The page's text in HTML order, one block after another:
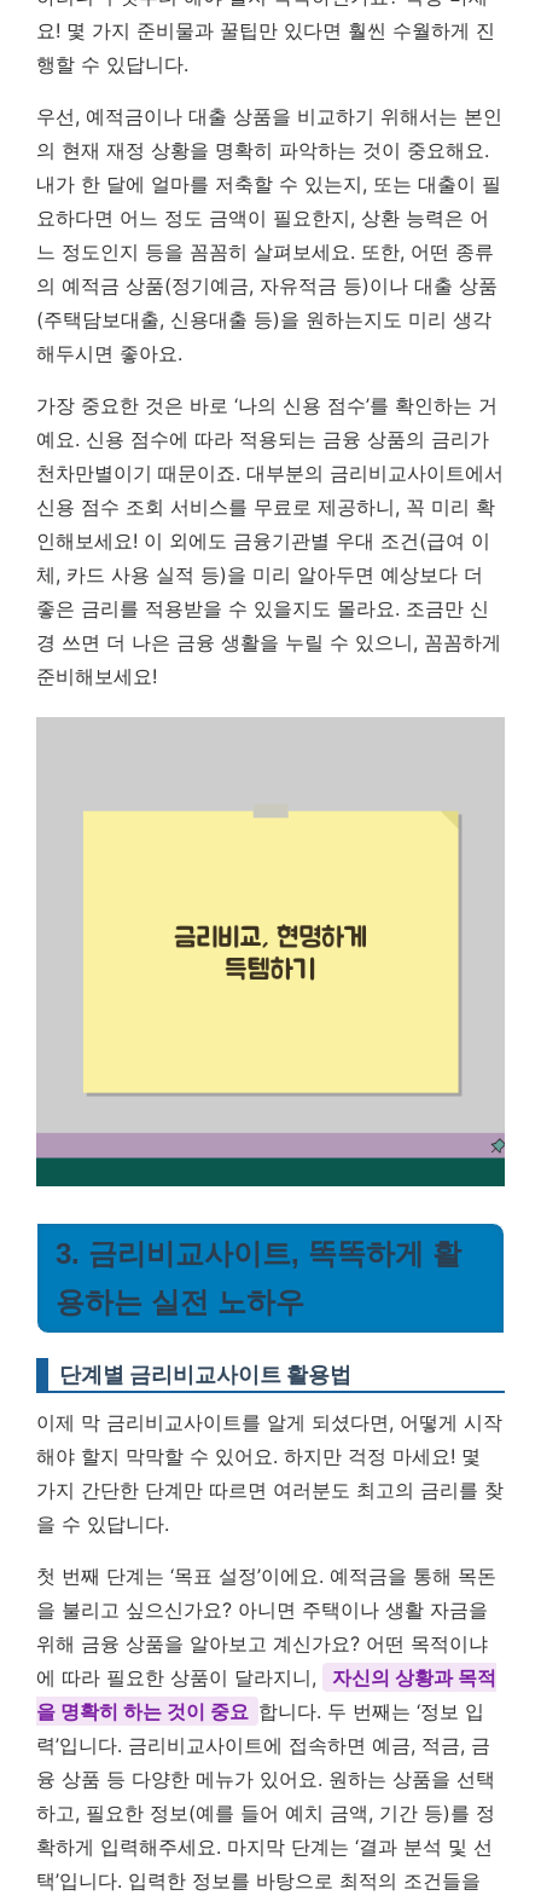
요! 몇 가지 준비물과 꿀팁만 있다면 훨씬 수월하게 진
행할 수 있답니다.
우선, 예적금이나 대출 상품을 비교하기 위해서는 본인
의 현재 재정 상황을 명확히 파악하는 것이 중요해요.
내가 한 달에 얼마를 저축할 수 있는지, 또는 대출이 필
요하다면 어느 정도 금액이 필요한지, 상환 능력은 어
느 정도인지 등을 꼼꼼히 살펴보세요. 또한, 어떤 종류
의 예적금 상품(정기예금, 자유적금 등)이나 대출 상품
(주택담보대출, 신용대출 등)을 원하는지도 미리 생각
해두시면 좋아요.
가장 중요한 것은 바로 ‘나의 신용 점수’를 확인하는 거
예요. 신용 점수에 따라 적용되는 금융 상품의 금리가
천차만별이기 때문이죠. 대부분의 금리비교사이트에서
신용 점수 조회 서비스를 무료로 제공하니, 꼭 미리 확
인해보세요! 이 외에도 금융기관별 우대 조건(급여 이
체, 카드 사용 실적 등)을 미리 알아두면 예상보다 더
좋은 금리를 적용받을 수 있을지도 몰라요. 조금만 신
경 쓰면 더 나은 금융 생활을 누릴 수 있으니, 꼼꼼하게
준비해보세요!
3. 금리비교사이트, 똑똑하게 활
용하는 실전 노하우
단계별 금리비교사이트 활용법
이제 막 금리비교사이트를 알게 되셨다면, 어떻게 시작
해야 할지 막막할 수 있어요. 하지만 걱정 마세요! 몇
가지 간단한 단계만 따르면 여러분도 최고의 금리를 찾
을 수 있답니다.
첫 번째 단계는 ‘목표 설정’이에요. 예적금을 통해 목돈
을 불리고 싶으신가요? 아니면 주택이나 생활 자금을
위해 금융 상품을 알아보고 계신가요? 어떤 목적이냐
에 따라 필요한 상품이 달라지니,
자신의 상황과 목적
을 명확히 하는 것이 중요 합니다. 두 번째는 ‘정보 입
력’입니다. 금리비교사이트에 접속하면 예금, 적금, 금
융 상품 등 다양한 메뉴가 있어요. 원하는 상품을 선택
하고, 필요한 정보(예를 들어 예치 금액, 기간 등)를 정
확하게 입력해주세요. 마지막 단계는 ‘결과 분석 및 선
택’입니다. 입력한 정보를 바탕으로 최적의 조건들을